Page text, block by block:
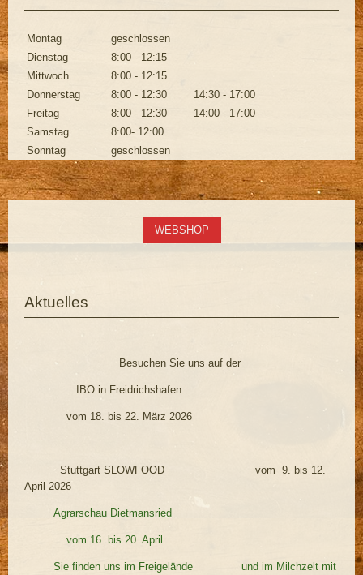
Montag
geschlossen
Dienstag
8:00 - 12:15
Mittwoch
8:00 - 12:15
Donnerstag
8:00 - 12:30
14:30 - 17:00
Freitag
8:00 - 12:30
14:00 - 17:00
Samstag
8:00- 12:00
Sonntag
geschlossen
WEBSHOP
Aktuelles
Besuchen Sie uns auf der
IBO in Freidrichshafen
vom 18. bis 22. März 2026
Stuttgart SLOWFOOD vom 9. bis 12.
April 2026
Agrarschau Dietmansried
vom 16. bis 20. April
Sie finden uns im Freigelände und im Milchzelt mit